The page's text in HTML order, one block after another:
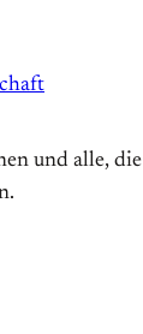
und alle, die